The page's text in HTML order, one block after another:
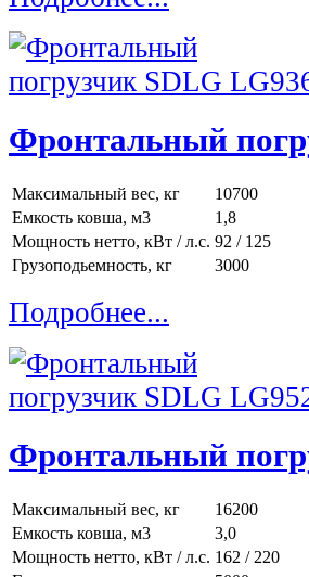
Фронтальный
Максимальный вес, кг
10700
Емкость ковша, м3
1,8
Мощность нетто, кВт / л.с. 92 / 125
Грузоподьемность, кг
3000
Подробнее...
Фронтальный
Максимальный вес, кг
16200
Емкость ковша, м3
3,0
Мощность нетто, кВт / л.с. 162 / 220